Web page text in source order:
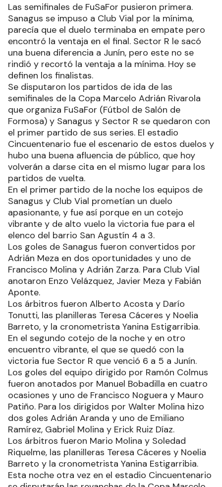
Las semifinales de FuSaFor pusieron primera.
Sanagus se impuso a Club Vial por la mínima,
parecía que el duelo terminaba en empate pero
encontró la ventaja en el final. Sector R le sacó
una buena diferencia a Junín, pero este no se
rindió y recortó la ventaja a la mínima. Hoy se
definen los finalistas.
Se disputaron los partidos de ida de las
semifinales de la Copa Marcelo Adrián Rivarola
que organiza FuSaFor (Fútbol de Salón de
Formosa) y Sanagus y Sector R se quedaron con
el primer partido de sus series. El estadio
Cincuentenario fue el escenario de estos duelos y
hubo una buena afluencia de público, que hoy
volverán a darse cita en el mismo lugar para los
partidos de vuelta.
En el primer partido de la noche los equipos de
Sanagus y Club Vial prometían un duelo
apasionante, y fue así porque en un cotejo
vibrante y de alto vuelo la victoria fue para el
elenco del barrio San Agustín 4 a 3.
Los goles de Sanagus fueron convertidos por
Adrián Meza en dos oportunidades y uno de
Francisco Molina y Adrián Zarza. Para Club Vial
anotaron Enzo Velázquez, Javier Meza y Fabián
Aponte.
Los árbitros fueron Alberto Acosta y Darío
Tonutti, las planilleras Teresa Cáceres y Noelia
Barreto, y la cronometrista Yanina Estigarribia.
En el segundo cotejo de la noche y en otro
encuentro vibrante, el que se quedó con la
victoria fue Sector R que venció 6 a 5 a Junín.
Los goles del equipo dirigido por Ramón Colmus
fueron anotados por Manuel Bobadilla en cuatro
ocasiones y uno de Francisco Noguera y Mauro
Patiño. Para los dirigidos por Walter Molina hizo
dos goles Adrián Aranda y uno de Emiliano
Ramírez, Gabriel Molina y Erick Ruiz Díaz.
Los árbitros fueron Mario Molina y Soledad
Riquelme, las planilleras Teresa Cáceres y Noelia
Barreto y la cronometrista Yanina Estigarribia.
Esta noche otra vez en el estadio Cincuentenario